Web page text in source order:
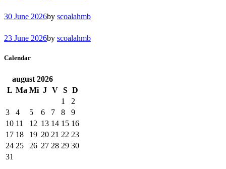
30 June 2026by scoalahmb
23 June 2026by scoalahmb
Calendar
august 2026
L Ma Mi J V S D
1
2
3
4 5 6 7 8
9
10 11 12 13 14 15 16
17 18 19 20 21 22 23
24 25 26 27 28 29 30
31